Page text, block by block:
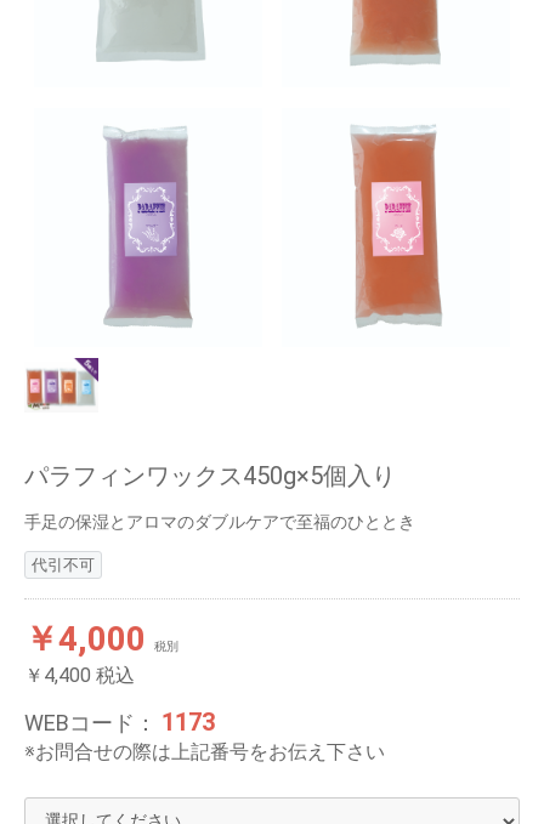
パラフィンワックス450g×5個入り
手足の保湿とアロマのダブルケアで至福のひととき
代引不可
￥4,000 税別
￥4,400 税込
WEBコード： 1173
※お問合せの際は上記番号をお伝え下さい